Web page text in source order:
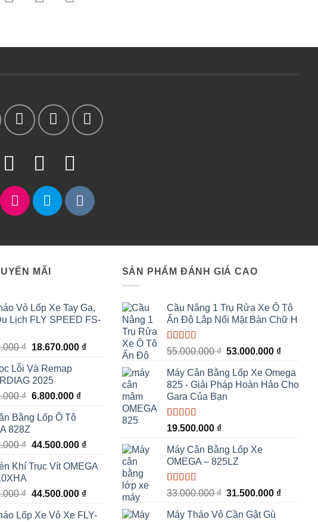
MÃI
Vỏ Lốp Xe Tay Ga,
Lịch FLY SPEED FS-
₫ Giá
là:
19.000.000 ₫.
18.670.000 ₫Giá
18.670.000 ₫.
Lỗi Và Remap
2025
₫ Giá
là:
6.800.000 ₫Giá
6.800.000 ₫.
Bằng Lốp Ô Tô
828Z
₫ Giá
là:
44.500.000 ₫Giá
tại
44.500.000 ₫.
Khí Trục Vít OMEGA
₫ Giá
là:
44.500.000 ₫Giá
tại
Lốp Xe Vỏ Xe FLY-
SẢN PHẨM ĐÁNH GIÁ CAO
Cầu Nâng 1 Trụ Rửa Xe Ô Tô
Ấn Độ Lắp Nổi Mặt Bàn Chữ H
Được xếp
sao
55.000.000₫ Giá
là:
55.000.000 ₫.
53.000.000 ₫Giá
tại
là:
Máy Cân Bằng Lốp Xe Omega
825 - Giải Pháp Hoàn Hảo Cho
Gara Của Bạn
Được xếp
sao
19.500.000 ₫
Máy Cân Bằng Lốp Xe
OMEGA – 825LZ
Được xếp
sao
33.000.000₫ Giá
là:
31.500.000 ₫Giá
Máy Tháo Vỏ Cần Gật Gù